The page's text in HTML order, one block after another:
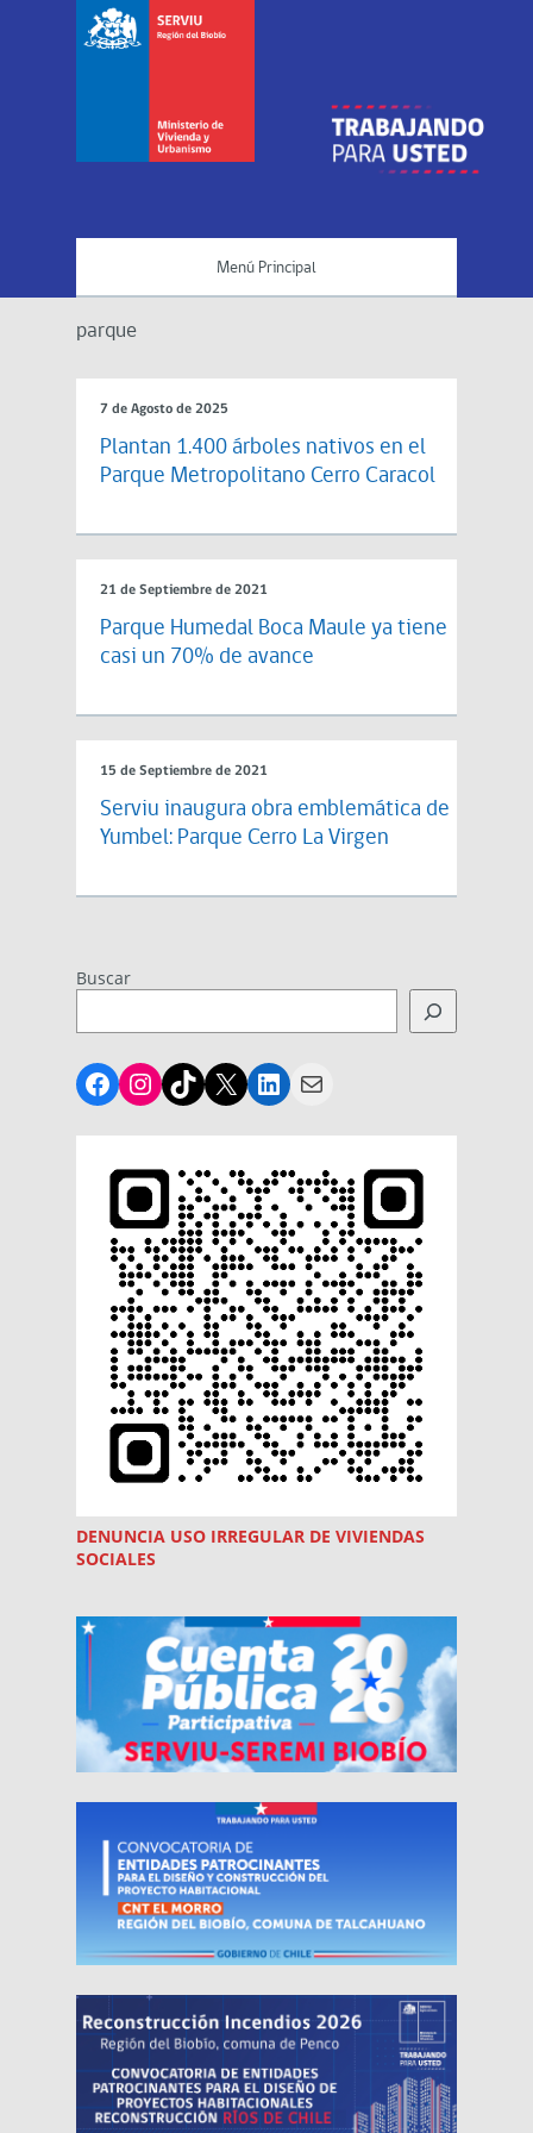
Menú Principal
parque
7 de Agosto de 2025
Plantan 1.400 árboles nativos en el
Parque Metropolitano Cerro Caracol
21 de Septiembre de 2021
Parque Humedal Boca Maule ya tiene
casi un 70% de avance
15 de Septiembre de 2021
Serviu inaugura obra emblemática de
Yumbel: Parque Cerro La Virgen
Buscar
Facebook
Instagram
TikTok
X LinkedIn
Mail
DENUNCIA USO IRREGULAR DE VIVIENDAS
SOCIALES